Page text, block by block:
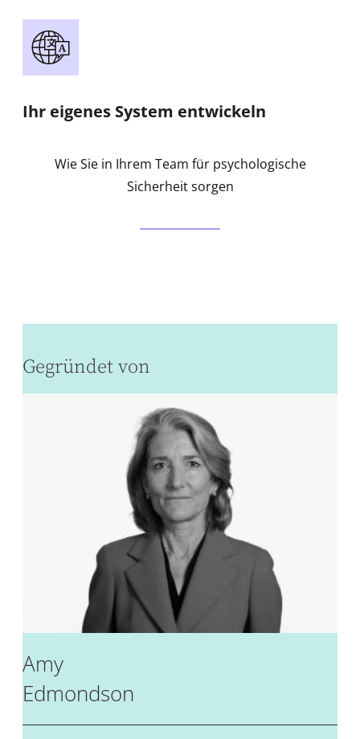
Ihr eigenes System entwickeln
Wie Sie in Ihrem Team für psychologische
Sicherheit sorgen
Gegründet von
Amy
Edmondson